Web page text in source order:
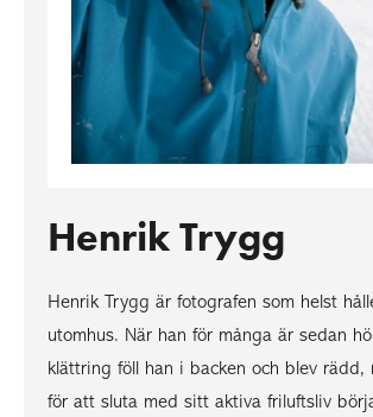
Henrik Trygg
Henrik Trygg är fotografen som helst
utomhus. När han för många är sedan
klättring föll han i backen och blev rädd,
för att sluta med sitt aktiva friluftsliv